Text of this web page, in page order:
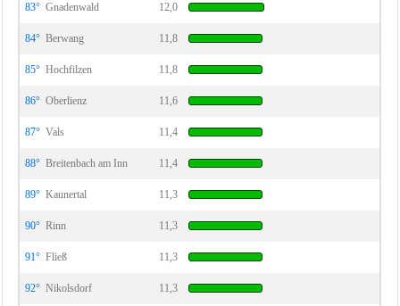
83° Gnadenwald 12,0
84° Berwang 11,8
85° Hochfilzen 11,8
86° Oberlienz 11,6
87° Vals 11,4
88° Breitenbach am Inn 11,4
89° Kaunertal 11,3
90° Rinn 11,3
91° Fließ 11,3
92° Nikolsdorf 11,3